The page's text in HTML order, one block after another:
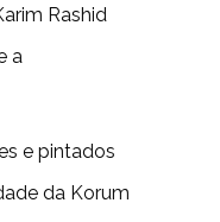
Rashid
a
e pintados
da Korum